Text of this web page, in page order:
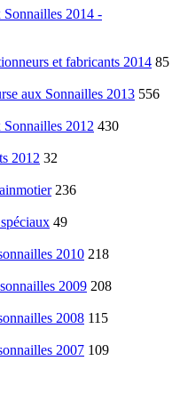
2014 -
et fabricants 2014 85
aux Sonnailles 2013 556
2012 430
2012 32
236
49
2010 218
2009 208
2008 115
2007 109